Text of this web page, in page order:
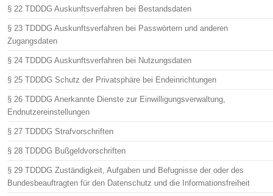
§ 22 TDDDG Auskunftsverfahren bei Bestandsdaten
§ 23 TDDDG Auskunftsverfahren bei Passwörtern und anderen
Zugangsdaten
§ 24 TDDDG Auskunftsverfahren bei Nutzungsdaten
§ 25 TDDDG Schutz der Privatsphäre bei Endeinrichtungen
§ 26 TDDDG Anerkannte Dienste zur Einwilligungsverwaltung,
Endnutzereinstellungen
§ 27 TDDDG Strafvorschriften
§ 28 TDDDG Bußgeldvorschriften
§ 29 TDDDG Zuständigkeit, Aufgaben und Befugnisse der oder des
Bundesbeauftragten für den Datenschutz und die Informationsfreiheit